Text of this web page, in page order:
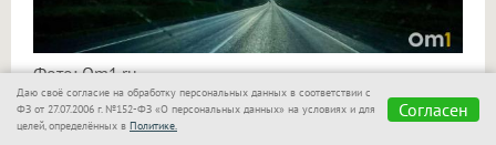
Фото: Om1.ru
В Новосибирске предстоящие выходные,
Даю своё согласие на обработку персональных данных в соответствии с
ФЗ от 27.07.2006 г. №152-ФЗ «О персональных данных» на условиях и для
целей, определённых в Политике.
Согласен